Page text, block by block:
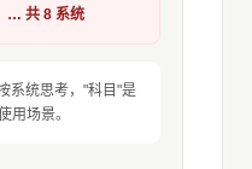
… 共 8 系统
系统思考，"科目"是
用场景。